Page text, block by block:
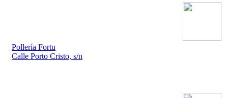
Pollería Fortu
Calle Porto Cristo, s/n